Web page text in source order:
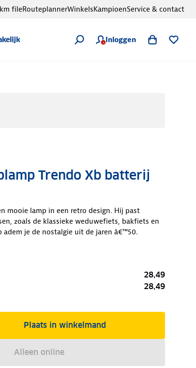
Inloggen
fileRouteplannerWinkelsKampioenService & contact
Trendo Xb batterij
mooie lamp in een retro design. Hij past
zoals de klassieke weduwefiets, bakfiets en
adem je de nostalgie uit de jaren â€™50.
28,49
28,49
Plaats in winkelmand
Alleen online